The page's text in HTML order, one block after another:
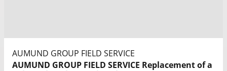
AUMUND GROUP FIELD SERVICE
AUMUND GROUP FIELD SERVICE Replacement of a